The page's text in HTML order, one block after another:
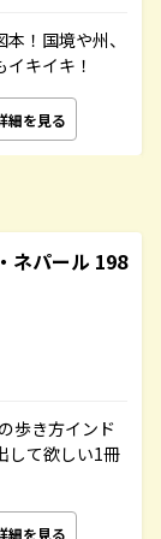
！国境や州、
キイキ！
細を見る
ネパール 198
歩き方インド
して欲しい1冊
細を見る